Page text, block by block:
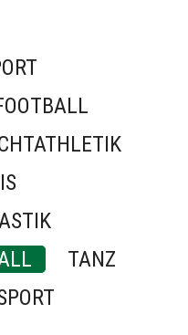
TANZ